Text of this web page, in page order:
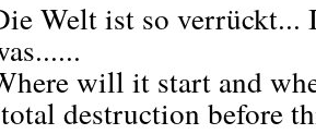
Welt ist so verrückt...
will it start and
destruction before